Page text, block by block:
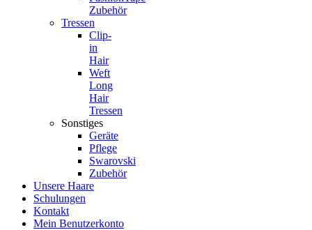
Zubehör
Tressen
Clip-
in
Hair
Weft
Long
Hair
Tressen
Sonstiges
Geräte
Pflege
Swarovski
Zubehör
Unsere Haare
Schulungen
Kontakt
Mein Benutzerkonto